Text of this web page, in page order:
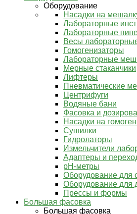
Оборудование
Насадки на
Лабораторные
Лабораторные
Весы
Гомогенизаторы
Лабораторные
Мерные стаканчики
Лифтеры
Пневматические
Центрифуги
Водяные бани
Фасовка и
Насадки на
Сушилки
Гидролаторы
Измельчители
Адаптеры и
pH-метры
Оборудование для
Оборудование для
Прессы и формы
Большая фасовка
Большая фасовка